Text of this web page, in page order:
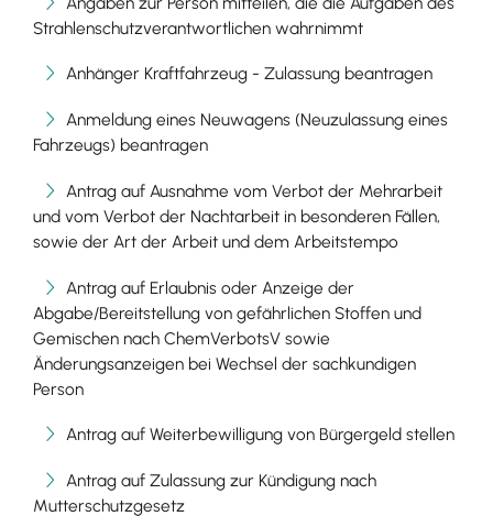
Strahlenschutzverantwortlichen wahrnimmt
Anhänger Kraftfahrzeug - Zulassung beantragen
Anmeldung eines Neuwagens (Neuzulassung eines
Fahrzeugs) beantragen
Antrag auf Ausnahme vom Verbot der Mehrarbeit
und vom Verbot der Nachtarbeit in besonderen Fällen,
sowie der Art der Arbeit und dem Arbeitstempo
Antrag auf Erlaubnis oder Anzeige der
Abgabe/Bereitstellung von gefährlichen Stoffen und
Gemischen nach ChemVerbotsV sowie
Änderungsanzeigen bei Wechsel der sachkundigen
Person
Antrag auf Weiterbewilligung von Bürgergeld stellen
Antrag auf Zulassung zur Kündigung nach
Mutterschutzgesetz